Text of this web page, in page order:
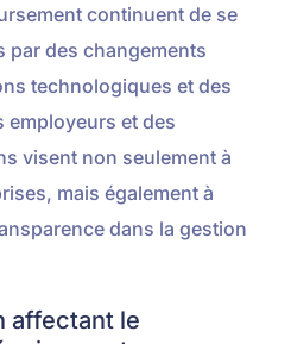
continuent de se
par des changements
technologiques et des
employeurs et des
visent non seulement à
mais également à
dans la gestion
affectant le